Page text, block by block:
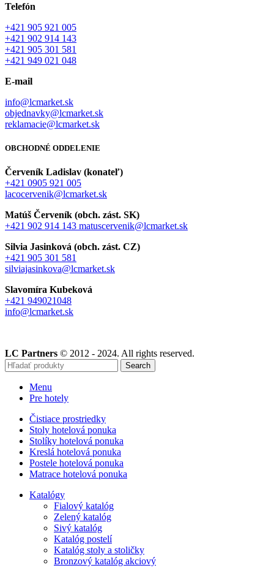
Telefón
+421 905 921 005
+421 902 914 143
+421 905 301 581
+421 949 021 048
E-mail
info@lcmarket.sk
objednavky@lcmarket.sk
reklamacie@lcmarket.sk
OBCHODNÉ ODDELENIE
Červeník Ladislav (konateľ)
+421 0905 921 005
lacocervenik@lcmarket.sk
Matúš Červeník (obch. zást. SK)
+421 902 914 143 matuscervenik@lcmarket.sk
Silvia Jasinková (obch. zást. CZ)
+421 905 301 581
silviajasinkova@lcmarket.sk
Slavomíra Kubeková
+421 949021048
info@lcmarket.sk
LC Partners © 2012 - 2024. All rights reserved.
Search
Menu
Pre hotely
Čistiace prostriedky
Stoly hotelová ponuka
Stolíky hotelová ponuka
Kreslá hotelová ponuka
Postele hotelová ponuka
Matrace hotelová ponuka
Katalógy
Fialový katalóg
Zelený katalóg
Sivý katalóg
Katalóg postelí
Katalóg stoly a stoličky
Bronzový katalóg akciový